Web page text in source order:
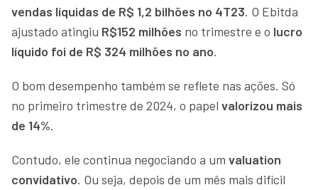
vendas líquidas de R$ 1,2 bilhões no 4T23. O Ebitda
ajustado atingiu R$152 milhões no trimestre e o lucro
líquido foi de R$ 324 milhões no ano.
O bom desempenho também se reflete nas ações. Só
no primeiro trimestre de 2024, o papel valorizou mais
de 14%.
Contudo, ele continua negociando a um valuation
convidativo. Ou seja, depois de um mês mais difícil